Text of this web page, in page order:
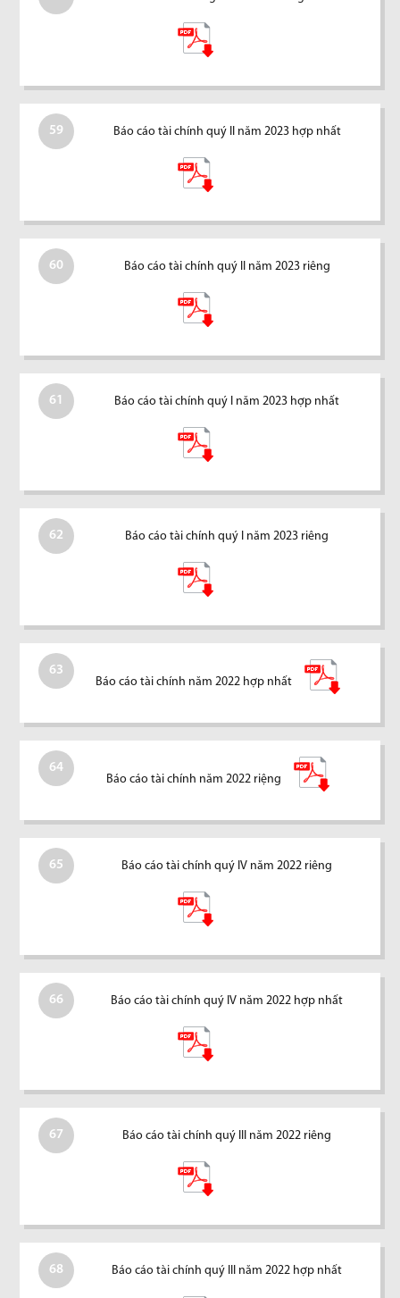
59 Báo cáo tài chính quý II năm 2023 hợp nhất
60 Báo cáo tài chính quý II năm 2023 riêng
61 Báo cáo tài chính quý I năm 2023 hợp nhất
62 Báo cáo tài chính quý I năm 2023 riêng
63
Báo cáo tài chính năm 2022 hợp nhất
64
Báo cáo tài chính năm 2022 riệng
65 Báo cáo tài chính quý IV năm 2022 riêng
66 Báo cáo tài chính quý IV năm 2022 hợp nhất
67 Báo cáo tài chính quý III năm 2022 riêng
68 Báo cáo tài chính quý III năm 2022 hợp nhất